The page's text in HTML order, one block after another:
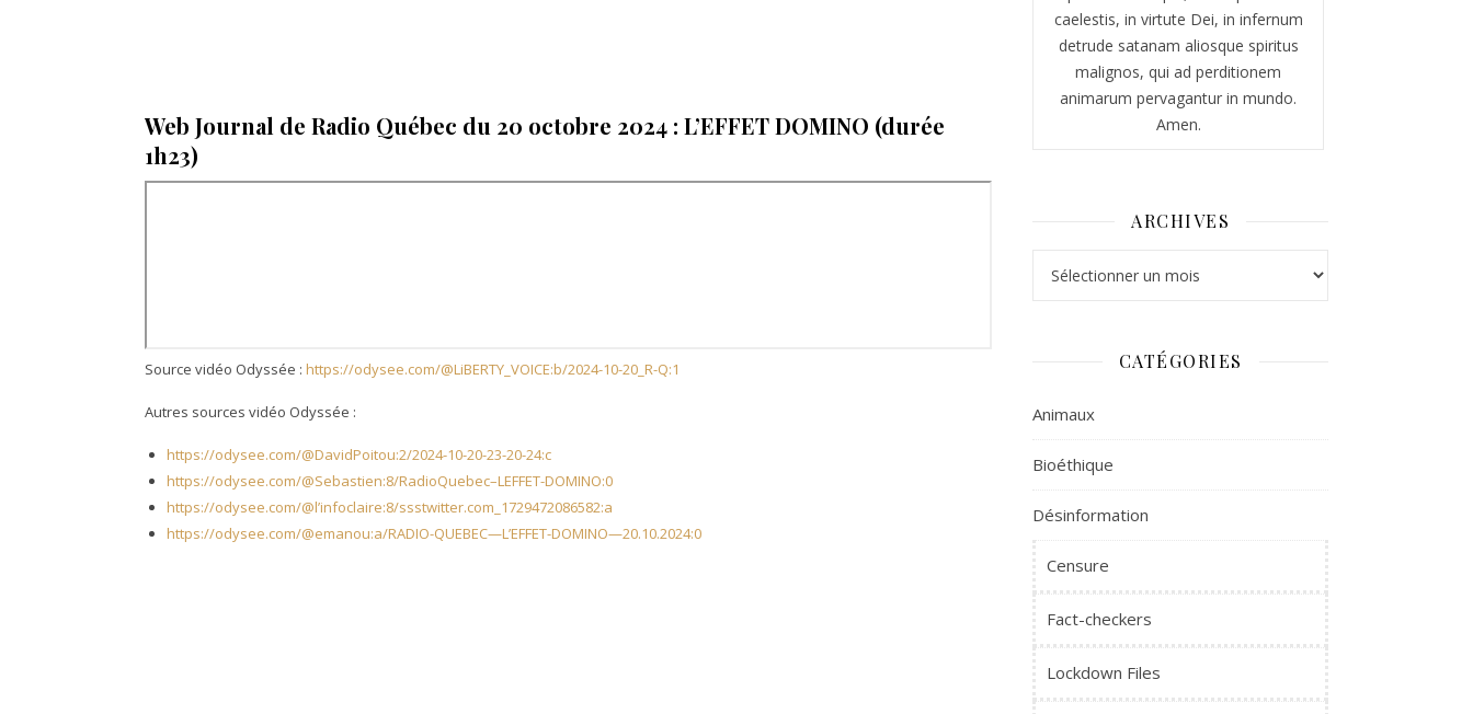
Web Journal de Radio Québec du 20 octobre 2024 : L’EFFET DOMINO (durée
1h23)
Source vidéo Odyssée : https://odysee.com/@LiBERTY_VOICE:b/2024-10-20_R-Q:1
Autres sources vidéo Odyssée :
https://odysee.com/@DavidPoitou:2/2024-10-20-23-20-24:c
https://odysee.com/@Sebastien:8/RadioQuebec–LEFFET-DOMINO:0
https://odysee.com/@l’infoclaire:8/ssstwitter.com_1729472086582:a
https://odysee.com/@emanou:a/RADIO-QUEBEC—L’EFFET-DOMINO—20.10.2024:0
caelestis, in virtute Dei, in infernum
detrude satanam aliosque spiritus
malignos, qui ad perditionem
animarum pervagantur in mundo.
Amen.
ARCHIVES
CATÉGORIES
Animaux
Bioéthique
Désinformation
Censure
Fact-checkers
Lockdown Files